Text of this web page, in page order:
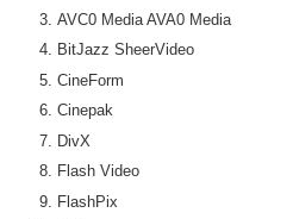
AVC0 Media AVA0 Media
BitJazz SheerVideo
CineForm
Cinepak
DivX
Flash Video
FlashPix